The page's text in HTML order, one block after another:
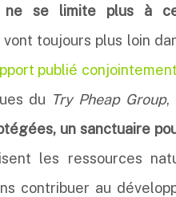
ne se limite plus à
toujours plus loin
publié
du Try Pheap Group,
un sanctuaire
les ressources
contribuer au